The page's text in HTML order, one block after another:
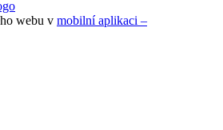
webu v mobilní aplikaci –